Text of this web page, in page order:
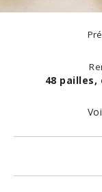
48 pailles,